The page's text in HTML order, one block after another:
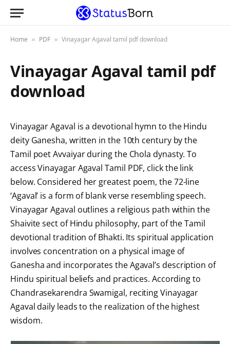
Home » PDF » Vinayagar Agaval tamil pdf download
Vinayagar Agaval tamil pdf
download
Vinayagar Agaval is a devotional hymn to the Hindu
deity Ganesha, written in the 10th century by the
Tamil poet Avvaiyar during the Chola dynasty. To
access Vinayagar Agaval Tamil PDF, click the link
below. Considered her greatest poem, the 72-line
‘Agaval’ is a form of blank verse resembling speech.
Vinayagar Agaval outlines a religious path within the
Shaivite sect of Hindu philosophy, part of the Tamil
devotional tradition of Bhakti. Its spiritual application
involves concentration on a physical image of
Ganesha and incorporates the Agaval’s description of
Hindu spiritual beliefs and practices. According to
Chandrasekarendra Swamigal, reciting Vinayagar
Agaval daily leads to the realization of the highest
wisdom.